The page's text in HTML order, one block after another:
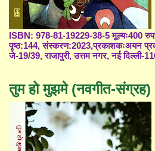
ISBN: 978-81-19229-38-5 मूल्यः400
पृष्ठ:144, संस्करण:2023,प्रकाशकःअयन
जे-19/39, राजापुरी, उत्तम नगर, नई दिल्ली-
तुम हो मुझमे (नवगीत-संग्रह)